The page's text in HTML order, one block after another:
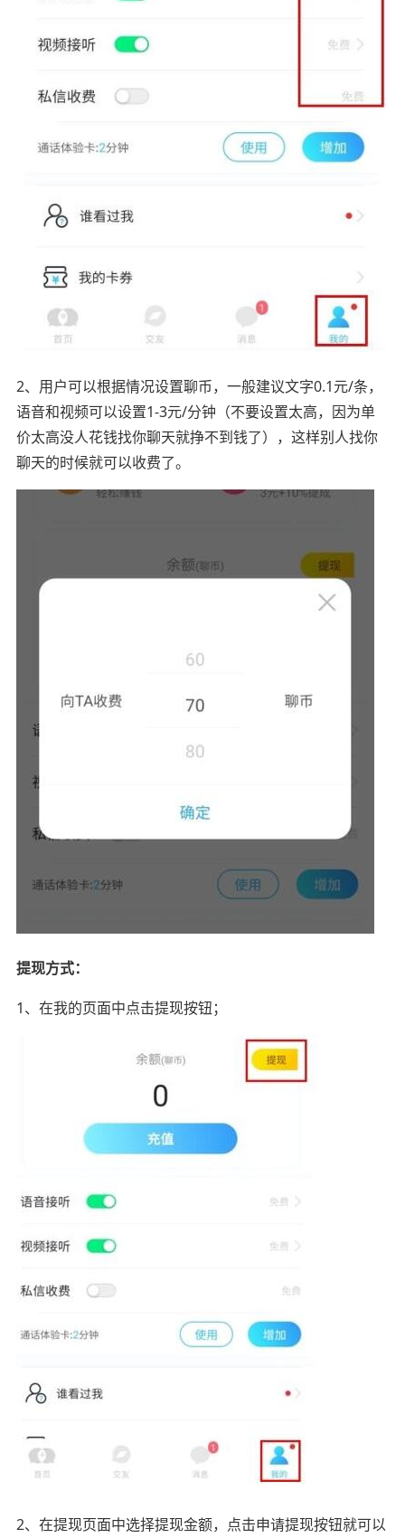
2、用户可以根据情况设置聊币，一般建议文字0.1元/条，
语音和视频可以设置1-3元/分钟（不要设置太高，因为单
价太高没人花钱找你聊天就挣不到钱了），这样别人找你
聊天的时候就可以收费了。
提现方式：
1、在我的页面中点击提现按钮；
2、在提现页面中选择提现金额，点击申请提现按钮就可以